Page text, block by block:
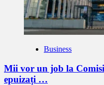
Business
Mii vor un job la
epuizați …